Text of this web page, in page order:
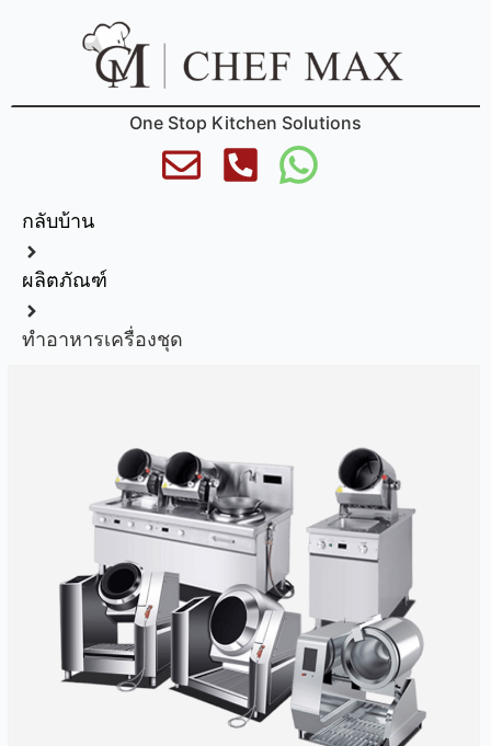
One Stop Kitchen Solutions
กลับบ้าน
ผลิตภัณฑ์
ทำอาหารเครื่องชุด